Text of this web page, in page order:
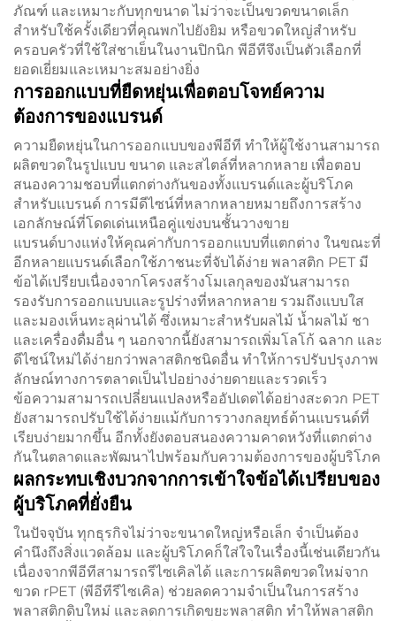
ภัณฑ์ และเหมาะกับทุกขนาด ไม่ว่าจะเป็นขวดขนาดเล็ก
สำหรับใช้ครั้งเดียวที่คุณพกไปยังยิม หรือขวดใหญ่สำหรับ
ครอบครัวที่ใช้ใส่ชาเย็นในงานปิกนิก พีอีทีจึงเป็นตัวเลือกที่
ยอดเยี่ยมและเหมาะสมอย่างยิ่ง
การออกแบบที่ยืดหยุ่นเพื่อตอบโจทย์ความ
ต้องการของแบรนด์
ความยืดหยุ่นในการออกแบบของพีอีที ทำให้ผู้ใช้งานสามารถ
ผลิตขวดในรูปแบบ ขนาด และสไตล์ที่หลากหลาย เพื่อตอบ
สนองความชอบที่แตกต่างกันของทั้งแบรนด์และผู้บริโภค
สำหรับแบรนด์ การมีดีไซน์ที่หลากหลายหมายถึงการสร้าง
เอกลักษณ์ที่โดดเด่นเหนือคู่แข่งบนชั้นวางขาย
แบรนด์บางแห่งให้คุณค่ากับการออกแบบที่แตกต่าง ในขณะที่
อีกหลายแบรนด์เลือกใช้ภาชนะที่จับได้ง่าย พลาสติก PET มี
ข้อได้เปรียบเนื่องจากโครงสร้างโมเลกุลของมันสามารถ
รองรับการออกแบบและรูปร่างที่หลากหลาย รวมถึงแบบใส
และมองเห็นทะลุผ่านได้ ซึ่งเหมาะสำหรับผลไม้ น้ำผลไม้ ชา
และเครื่องดื่มอื่น ๆ นอกจากนี้ยังสามารถเพิ่มโลโก้ ฉลาก และ
ดีไซน์ใหม่ได้ง่ายกว่าพลาสติกชนิดอื่น ทำให้การปรับปรุงภาพ
ลักษณ์ทางการตลาดเป็นไปอย่างง่ายดายและรวดเร็ว
ข้อความสามารถเปลี่ยนแปลงหรืออัปเดตได้อย่างสะดวก PET
ยังสามารถปรับใช้ได้ง่ายแม้กับการวางกลยุทธ์ด้านแบรนด์ที่
เรียบง่ายมากขึ้น อีกทั้งยังตอบสนองความคาดหวังที่แตกต่าง
กันในตลาดและพัฒนาไปพร้อมกับความต้องการของผู้บริโภค
ผลกระทบเชิงบวกจากการเข้าใจข้อได้เปรียบของ
ผู้บริโภคที่ยั่งยืน
ในปัจจุบัน ทุกธุรกิจไม่ว่าจะขนาดใหญ่หรือเล็ก จำเป็นต้อง
คำนึงถึงสิ่งแวดล้อม และผู้บริโภคก็ใส่ใจในเรื่องนี้เช่นเดียวกัน
เนื่องจากพีอีทีสามารถรีไซเคิลได้ และการผลิตขวดใหม่จาก
ขวด rPET (พีอีทีรีไซเคิล) ช่วยลดความจำเป็นในการสร้าง
พลาสติกดิบใหม่ และลดการเกิดขยะพลาสติก ทำให้พลาสติก